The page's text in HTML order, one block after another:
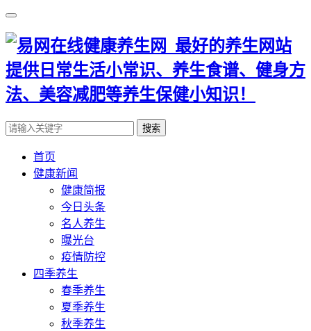
搜索
首页
健康新闻
健康简报
今日头条
名人养生
曝光台
疫情防控
四季养生
春季养生
夏季养生
秋季养生